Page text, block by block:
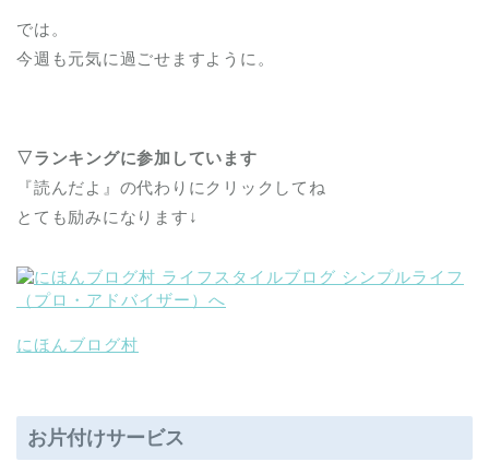
では。
今週も元気に過ごせますように。
▽ランキングに参加しています
『読んだよ』の代わりにクリックしてね
とても励みになります↓
にほんブログ村
お片付けサービス